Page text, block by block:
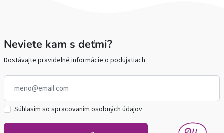
Neviete kam s deťmi?
Dostávajte pravidelné informácie o podujatiach
Súhlasím so spracovaním osobných údajov